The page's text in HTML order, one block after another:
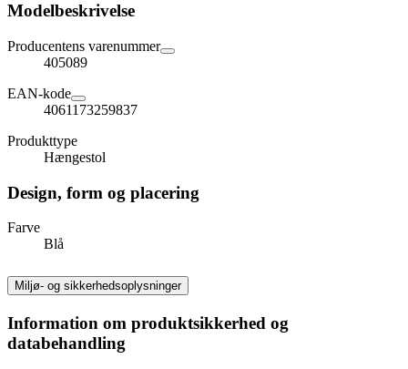
Modelbeskrivelse
Producentens varenummer
405089
EAN-kode
4061173259837
Produkttype
Hængestol
Design, form og placering
Farve
Blå
Miljø- og sikkerhedsoplysninger
Information om produktsikkerhed og
databehandling